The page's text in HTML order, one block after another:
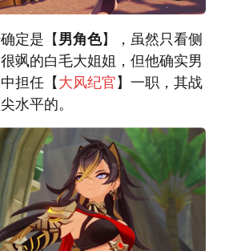
定是【 男角色】，虽然只看侧
飒的白毛大姐姐，但他确实男
担任【 大风纪官 】一职，其战
水平的。